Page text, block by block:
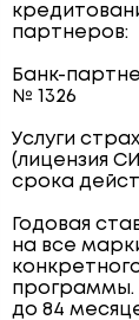
партнеров:
Банк-
№ 1326
Услуги
(лицензия СИ
срока
Годовая
на все
программы.
до 84